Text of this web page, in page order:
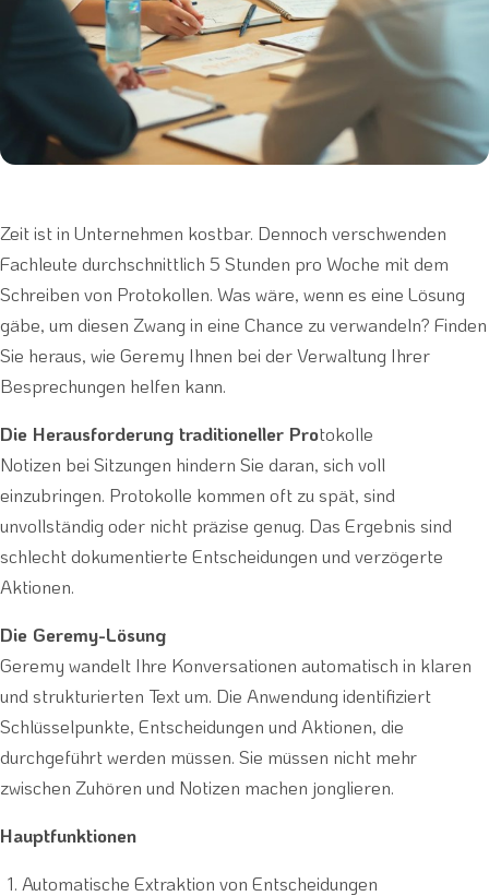
Zeit ist in Unternehmen kostbar. Dennoch verschwenden
Fachleute durchschnittlich 5 Stunden pro Woche mit dem
Schreiben von Protokollen. Was wäre, wenn es eine Lösung
gäbe, um diesen Zwang in eine Chance zu verwandeln? Finden
Sie heraus, wie Geremy Ihnen bei der Verwaltung Ihrer
Besprechungen helfen kann.
Die Herausforderung traditioneller Protokolle
Notizen bei Sitzungen hindern Sie daran, sich voll
einzubringen. Protokolle kommen oft zu spät, sind
unvollständig oder nicht präzise genug. Das Ergebnis sind
schlecht dokumentierte Entscheidungen und verzögerte
Aktionen.
Die Geremy-Lösung
Geremy wandelt Ihre Konversationen automatisch in klaren
und strukturierten Text um. Die Anwendung identifiziert
Schlüsselpunkte, Entscheidungen und Aktionen, die
durchgeführt werden müssen. Sie müssen nicht mehr
zwischen Zuhören und Notizen machen jonglieren.
Hauptfunktionen
Automatische Extraktion von Entscheidungen